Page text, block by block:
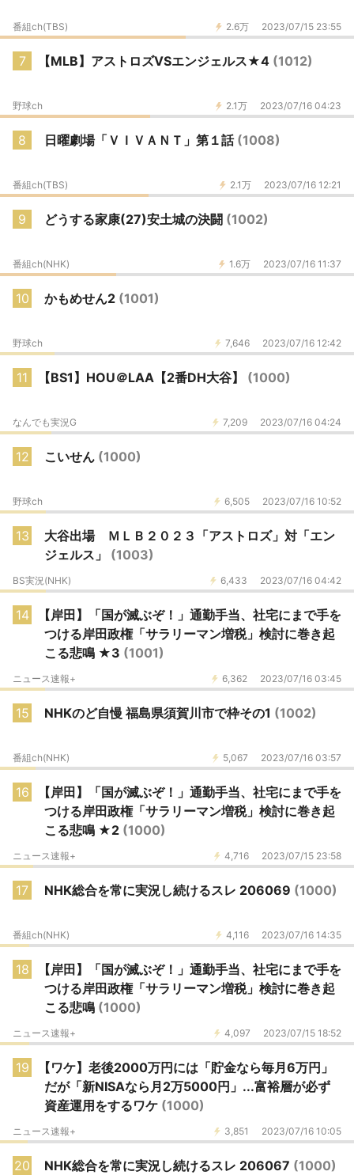
2.6万 2023/07/15 23:55
番組ch(TBS)
7 【MLB】アストロズVSエンジェルス★4 (1012)
2.1万 2023/07/16 04:23
野球ch
8 日曜劇場「ＶＩＶＡＮＴ」第１話 (1008)
2.1万 2023/07/16 12:21
番組ch(TBS)
9 どうする家康(27)安土城の決闘 (1002)
1.6万 2023/07/16 11:37
番組ch(NHK)
10 かもめせん2 (1001)
7,646 2023/07/16 12:42
野球ch
11 【BS1】HOU＠LAA【2番DH大谷】 (1000)
7,209 2023/07/16 04:24
なんでも実況G
12 こいせん (1000)
6,505 2023/07/16 10:52
野球ch
13
大谷出場 ＭＬＢ２０２３「アストロズ」対「エン
ジェルス」 (1003)
6,433 2023/07/16 04:42
BS実況(NHK)
14
【岸田】「国が滅ぶぞ！」通勤手当、社宅にまで手を
つける岸田政権「サラリーマン増税」検討に巻き起
こる悲鳴 ★3 (1001)
6,362 2023/07/16 03:45
ニュース速報+
15 NHKのど自慢 福島県須賀川市で枠その1 (1002)
5,067 2023/07/16 03:57
番組ch(NHK)
16
【岸田】「国が滅ぶぞ！」通勤手当、社宅にまで手を
つける岸田政権「サラリーマン増税」検討に巻き起
こる悲鳴 ★2 (1000)
4,716 2023/07/15 23:58
ニュース速報+
17 NHK総合を常に実況し続けるスレ 206069 (1000)
4,116 2023/07/16 14:35
番組ch(NHK)
18
【岸田】「国が滅ぶぞ！」通勤手当、社宅にまで手を
つける岸田政権「サラリーマン増税」検討に巻き起
こる悲鳴 (1000)
4,097 2023/07/15 18:52
ニュース速報+
19
【ワケ】老後2000万円には「貯金なら毎月6万円」
だが「新NISAなら月2万5000円」...富裕層が必ず
資産運用をするワケ (1000)
3,851 2023/07/16 10:05
ニュース速報+
20 NHK総合を常に実況し続けるスレ 206067 (1000)